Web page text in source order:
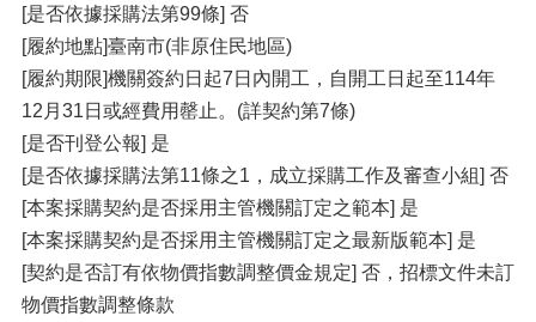
[是否依據採購法第99條] 否
[履約地點]臺南市(非原住民地區)
[履約期限]機關簽約日起7日內開工，自開工日起至114年
12月31日或經費用罄止。(詳契約第7條)
[是否刊登公報] 是
[是否依據採購法第11條之1，成立採購工作及審查小組] 否
[本案採購契約是否採用主管機關訂定之範本] 是
[本案採購契約是否採用主管機關訂定之最新版範本] 是
[契約是否訂有依物價指數調整價金規定] 否，招標文件未訂
物價指數調整條款